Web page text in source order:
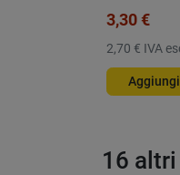
3,30 €
2,70 € IVA
16